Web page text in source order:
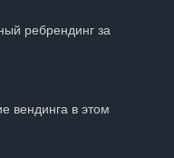
ребрендинг за
вендинга в этом